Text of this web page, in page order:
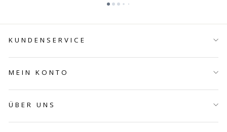
KUNDENSERVICE
MEIN KONTO
ÜBER UNS